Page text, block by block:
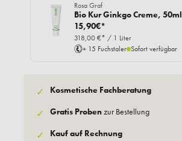
Rosa Graf
Bio Kur Ginkgo Creme, 50ml
15,90€*
318,00 €* / 1 Liter
+ 15 Fuchstaler Sofort verfügbar
✓ Kosmetische Fachberatung
✓ Gratis Probenzur Bestellung
✓ Kauf auf Rechnung